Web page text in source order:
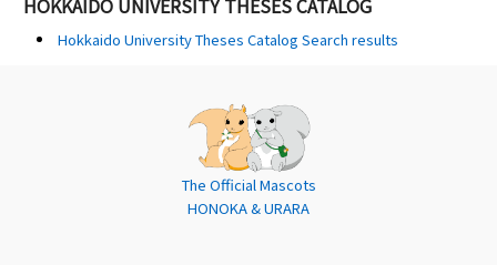
HOKKAIDO UNIVERSITY THESES CATALOG
Hokkaido University Theses Catalog Search results
The Official Mascots
HONOKA & URARA